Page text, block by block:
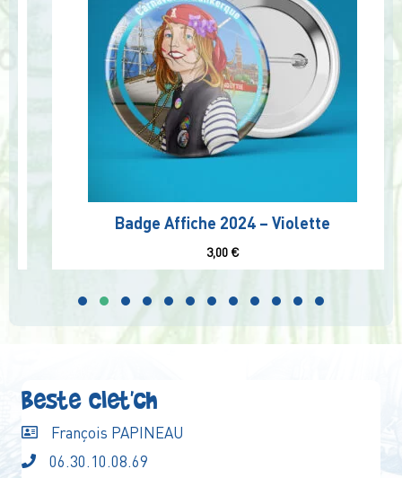
Badge Affiche 2024 – Violette
3,00€
Beste Clet'ch
François PAPINEAU
06.30.10.08.69